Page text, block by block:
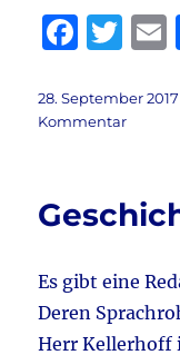
F
c
e
o
k
T
it
te
Veröffentlicht
am
28. September 2017
Kommentarzu
Kultur
Es gibt eine
Deren
Herr Kellerhoff